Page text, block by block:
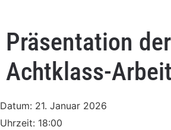
Präsentation der
Achtklass-
Datum: 21. Januar 2026
Uhrzeit: 18:00